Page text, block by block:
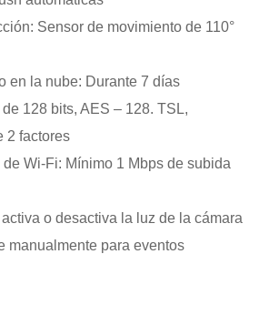
Sensor de movimiento de 110°
en la nube: Durante 7 días
de 128 bits, AES – 128. TSL,
2 factores
Wi-Fi: Mínimo 1 Mbps de subida
activa o desactiva la luz de la cámara
manualmente para eventos